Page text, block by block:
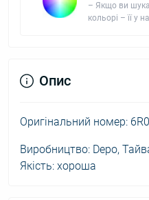
– Якщо ви
кольорі – її у
Опис
Оригінальний номер:
Виробництво: Depo,
Якість: хороша